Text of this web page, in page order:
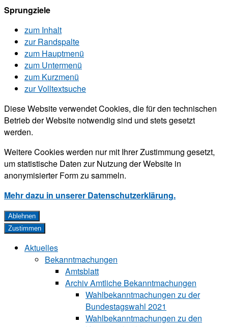
Sprungziele
zum Inhalt
zur Randspalte
zum Hauptmenü
zum Untermenü
zum Kurzmenü
zur Volltextsuche
Diese Website verwendet Cookies, die für den technischen
Betrieb der Website notwendig sind und stets gesetzt
werden.
Weitere Cookies werden nur mit Ihrer Zustimmung gesetzt,
um statistische Daten zur Nutzung der Website in
anonymisierter Form zu sammeln.
Mehr dazu in unserer Datenschutzerklärung.
Ablehnen
Zustimmen
Aktuelles
Bekanntmachungen
Amtsblatt
Archiv Amtliche Bekanntmachungen
Wahlbekanntmachungen zu der
Bundestagswahl 2021
Wahlbekanntmachungen zu den